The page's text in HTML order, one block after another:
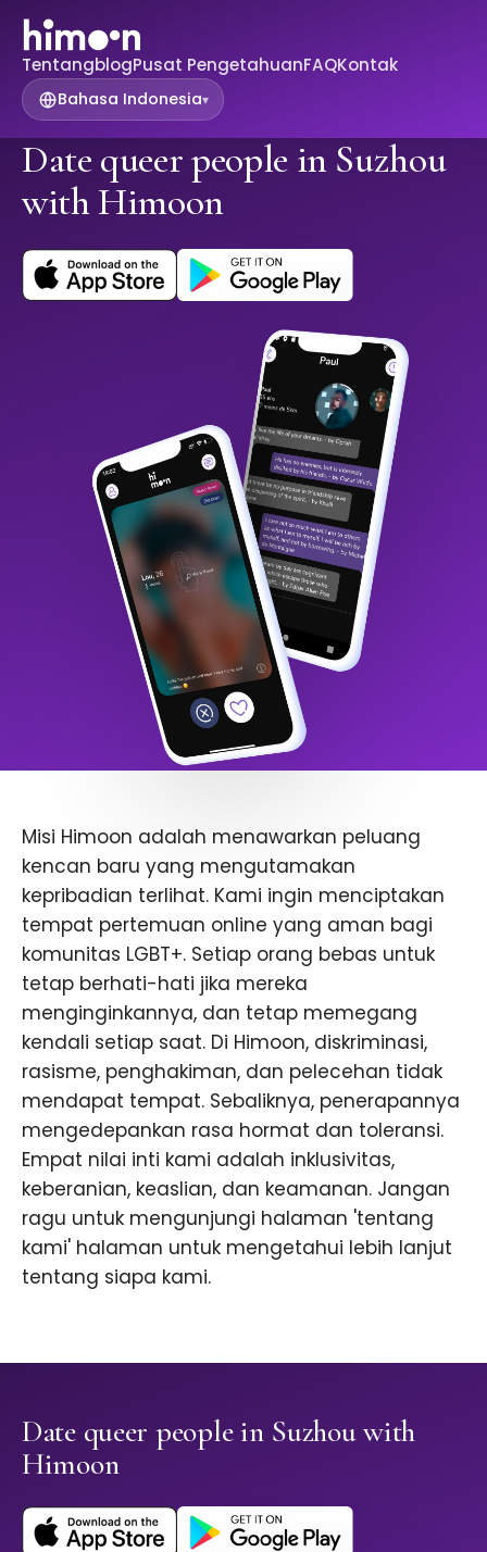
TentangblogPusat PengetahuanFAQKontak
Bahasa Indonesia▾
Date queer people in Suzhou
with Himoon
Misi Himoon adalah menawarkan peluang
kencan baru yang mengutamakan
kepribadian terlihat. Kami ingin menciptakan
tempat pertemuan online yang aman bagi
komunitas LGBT+. Setiap orang bebas untuk
tetap berhati-hati jika mereka
menginginkannya, dan tetap memegang
kendali setiap saat. Di Himoon, diskriminasi,
rasisme, penghakiman, dan pelecehan tidak
mendapat tempat. Sebaliknya, penerapannya
mengedepankan rasa hormat dan toleransi.
Empat nilai inti kami adalah inklusivitas,
keberanian, keaslian, dan keamanan. Jangan
ragu untuk mengunjungi halaman 'tentang
kami' halaman untuk mengetahui lebih lanjut
tentang siapa kami.
Date queer people in Suzhou with
Himoon